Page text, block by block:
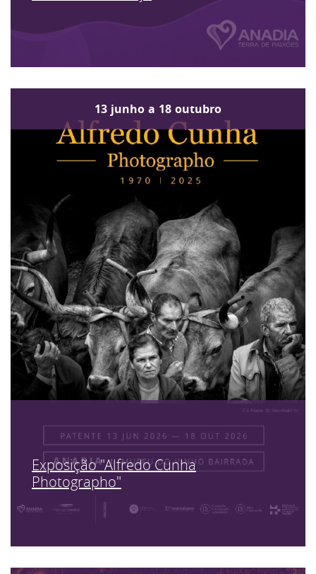
13 junho a 18 outubro
Exposição "Alfredo Cunha
Photographo"